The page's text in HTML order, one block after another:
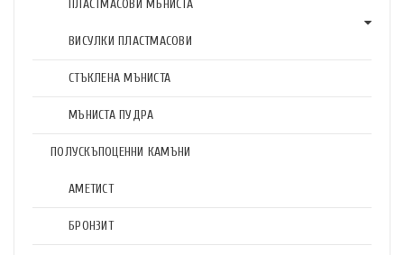
ПЛАСТМАСОВИ МЪНИСТА
ВИСУЛКИ ПЛАСТМАСОВИ
СТЪКЛЕНА МЪНИСТА
МЪНИСТА ПУДРА
ПОЛУСКЪПОЦЕННИ КАМЪНИ
АМЕТИСТ
БРОНЗИТ